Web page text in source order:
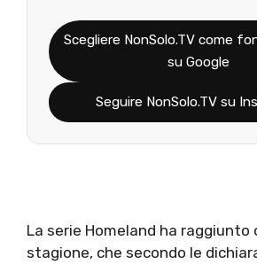
Scegliere NonSolo.TV come
su Google
Seguire NonSolo.TV su
La serie Homeland ha raggiunto
stagione, che secondo le